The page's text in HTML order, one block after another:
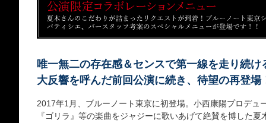
唯一無二の存在感＆センスで第一線を走り続け
大反響を呼んだ前回公演に続き、待望の再登場
2017年1月、ブルーノート東京に初登場。小西康陽プロデュ
『ゴリラ』等の楽曲をジャジーに歌いあげて絶賛を博した